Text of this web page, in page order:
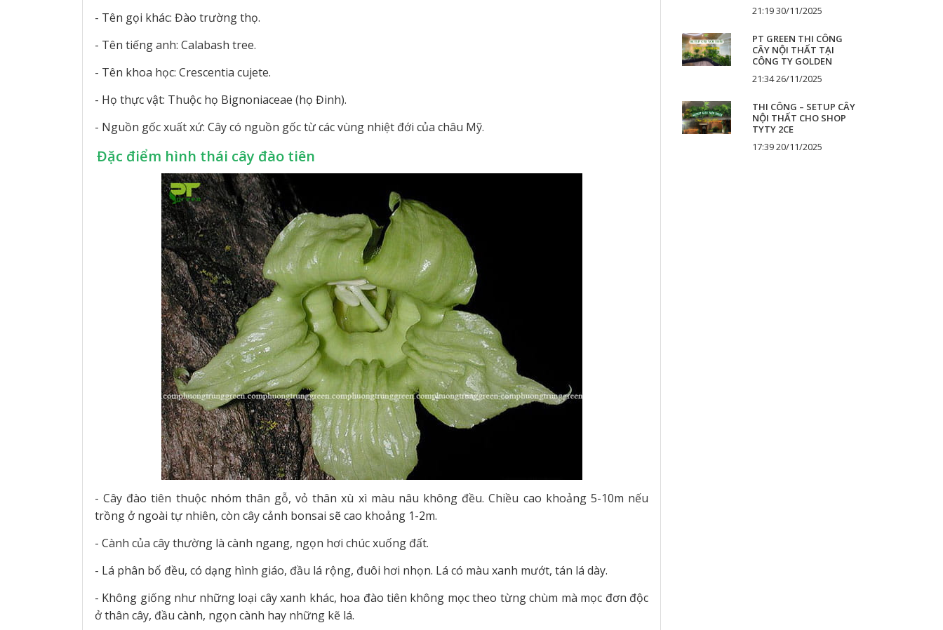
- Tên gọi khác: Đào trường thọ.
- Tên tiếng anh: Calabash tree.
- Tên khoa học: Crescentia cujete.
- Họ thực vật: Thuộc họ Bignoniaceae (họ Đinh).
- Nguồn gốc xuất xứ: Cây có nguồn gốc từ các vùng nhiệt đới của châu Mỹ.
Đặc điểm hình thái cây đào tiên
- Cây đào tiên thuộc nhóm thân gỗ, vỏ thân xù xì màu nâu không đều. Chiều cao khoảng 5-10m nếu
trồng ở ngoài tự nhiên, còn cây cảnh bonsai sẽ cao khoảng 1-2m.
- Cành của cây thường là cành ngang, ngọn hơi chúc xuống đất.
- Lá phân bổ đều, có dạng hình giáo, đầu lá rộng, đuôi hơi nhọn. Lá có màu xanh mướt, tán lá dày.
- Không giống như những loại cây xanh khác, hoa đào tiên không mọc theo từng chùm mà mọc đơn độc
ở thân cây, đầu cành, ngọn cành hay những kẽ lá.
21:19 30/11/2025
PT GREEN THI CÔNG
CÂY NỘI THẤT TẠI
CÔNG TY GOLDEN
21:34 26/11/2025
THI CÔNG – SETUP CÂY
NỘI THẤT CHO SHOP
TYTY 2CE
17:39 20/11/2025